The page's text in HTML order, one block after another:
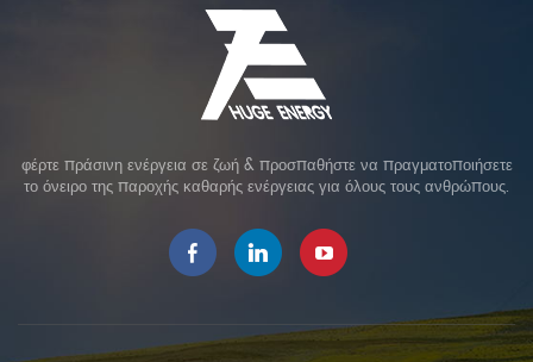
φέρτε πράσινη ενέργεια σε ζωή & προσπαθήστε να πραγματοποιήσετε
το όνειρο της παροχής καθαρής ενέργειας για όλους τους ανθρώπους.